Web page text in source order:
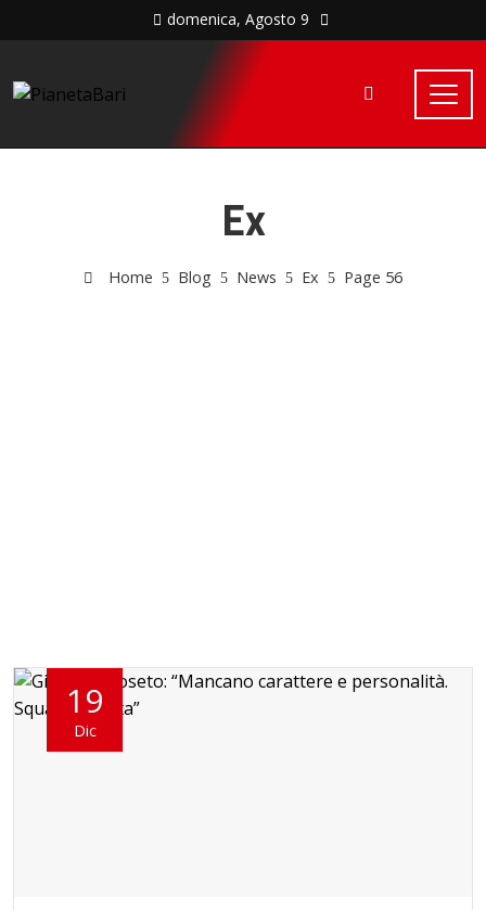
domenica, Agosto 9
Ex
Home Blog News Ex Page 56
19
Dic